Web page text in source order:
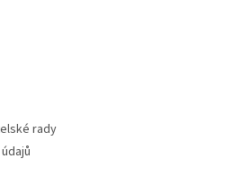
rady